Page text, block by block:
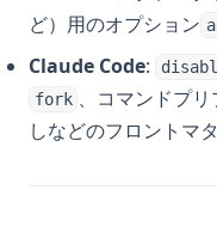
ど）用のオプション
Claude Code:
fork 、コマンドプ
しなどのフロントマ